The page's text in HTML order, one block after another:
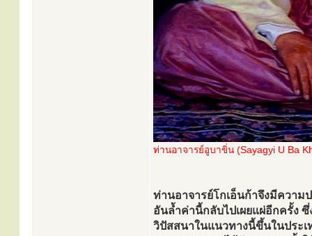
ท่านอาจารย์อูบาขิ่น (Sayagyi U Ba
ท่านอาจารย์โกเอ็นก้าจึงมีความ
อันล้ำค่านี้กลับไปเผยแผ่อีกครั้ง
วิปัสสนาในแนวทางนี้ขึ้นในประเ